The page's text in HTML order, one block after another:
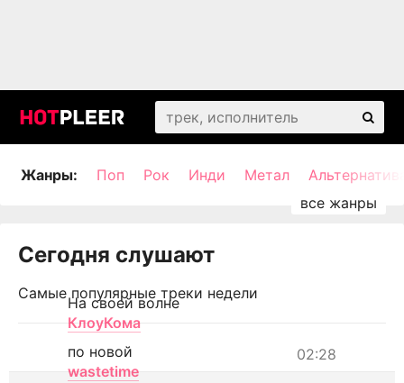
Жанры: Поп Рок Инди Метал
Сегодня слушают
Самые популярные треки недели
На своей волне
КлоуКома
02:28
по новой
wastetime